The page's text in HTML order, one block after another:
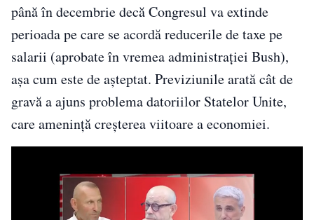
până în decembrie decă Congresul va extinde
perioada pe care se acordă reducerile de taxe pe
salarii (aprobate în vremea administraţiei Bush),
aşa cum este de aşteptat. Previziunile arată cât de
gravă a ajuns problema datoriilor Statelor Unite,
care ameninţă creşterea viitoare a economiei.